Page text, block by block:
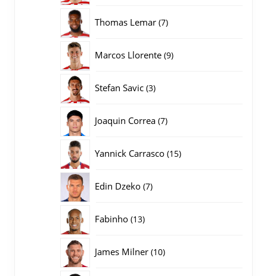
Thomas Lemar 77
Marcos Llorente 99
Stefan Savic 33
Joaquin Correa 77
Yannick Carrasco 1515
Edin Dzeko 77
Fabinho 1313
James Milner 1010